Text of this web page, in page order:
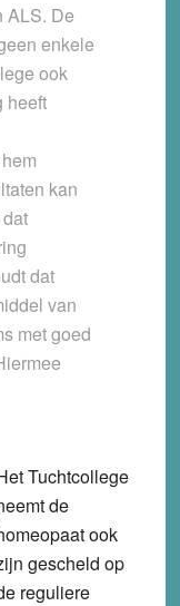
ALS. De
enkele
ook
heeft
kan
dat
van
met goed
Tuchtcollege
de
ook
gescheld op
reguliere